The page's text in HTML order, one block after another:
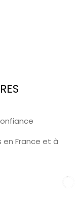
en France et à